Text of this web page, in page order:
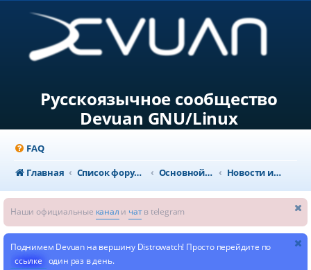
Русскоязычное сообщество
Devuan GNU/Linux
FAQ
Главная
Список форумов Основной раздел Новости и объявления
Наши официальные канал и чатв telegram
Поднимем Devuan на вершину Distrowatch! Просто перейдите по
ссылке один раз в день.